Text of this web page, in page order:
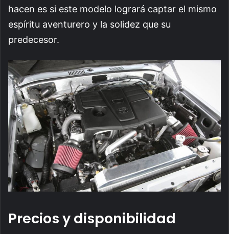
hacen es si este modelo logrará captar el mismo
espíritu aventurero y la solidez que su
predecesor.
Precios y disponibilidad